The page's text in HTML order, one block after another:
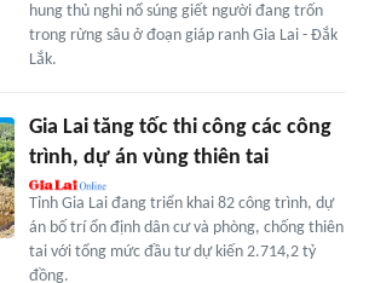
hung thủ nghi nổ súng giết người đang trốn
trong rừng sâu ở đoạn giáp ranh Gia Lai - Đắk
Lắk.
Gia Lai tăng tốc thi công các công
trình, dự án vùng thiên tai
Tỉnh Gia Lai đang triển khai 82 công trình, dự
án bố trí ổn định dân cư và phòng, chống thiên
tai với tổng mức đầu tư dự kiến 2.714,2 tỷ
đồng.